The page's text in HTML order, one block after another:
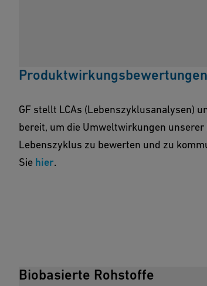
Produktwirkungsbewertungen
GF stellt LCAs (Lebenszyklusanalysen)
bereit, um die Umweltwirkungen
Lebenszyklus zu bewerten und zu
Sie hier.
Biobasierte Rohstoffe